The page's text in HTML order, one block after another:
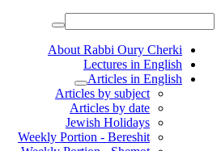
About Rabbi Oury Cherki
Lectures in English
Articles in English
Articles by subject
Articles by date
Jewish Holidays
Weekly Portion - Bereshit